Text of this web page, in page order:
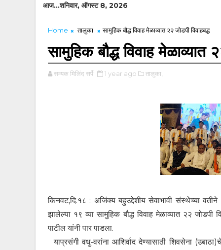
आज...शनिवार, ऑगस्ट 8, 2026
Home तालुका सामुहिक बौद्ध विवाह मेळाव्यात २२ जोडपी विवाहबद्ध
सामुहिक बौद्ध विवाह मेळाव्यात
सम्यक मिलिंद सर्पे 1 year ago तालुका,
किनवट,दि.१८ : अजिंक्य बहुउद्देशीय सेवाभावी संस्थेच्या
झालेल्या १९ व्या सामुहिक बौद्ध विवाह मेळाव्यात २२ जोडपी
पाटील यांनी पार पाडला.
याप्रसंगी वधु-वरांना आशिर्वाद देण्यासाठी शिवसेना